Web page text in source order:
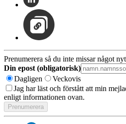
Prenumerera så du inte missar något
Din epost (obligatorisk)
Dagligen
Veckovis
Jag har läst och förstått att min
enligt informationen ovan.